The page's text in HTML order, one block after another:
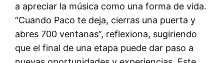
a apreciar la música como una forma de vida.
“Cuando Paco te deja, cierras una puerta y
abres 700 ventanas”, reflexiona, sugiriendo
que el final de una etapa puede dar paso a